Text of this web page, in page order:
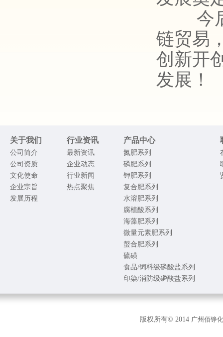
今
链贸易
创新开
发展！
关于我们
公司简介
公司资质
文化使命
企业宗旨
发展历程
行业资讯
最新资讯
企业动态
行业新闻
热点聚焦
产品中心
氮肥系列
磷肥系列
钾肥系列
复合肥系列
水溶肥系列
腐植酸系列
海藻肥系列
微量元素肥系列
螯合肥系列
硫磺
食品/饲料级磷酸盐系列
印染/消防级磷酸盐系列
版权所有© 2014 广州佰铮